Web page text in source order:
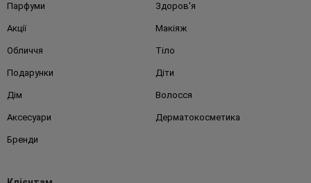
Парфуми Здоров'я
Акції Макіяж
Обличчя Тіло
Подарунки Діти
Дім Волосся
Аксесуари Дерматокосметика
Бренди